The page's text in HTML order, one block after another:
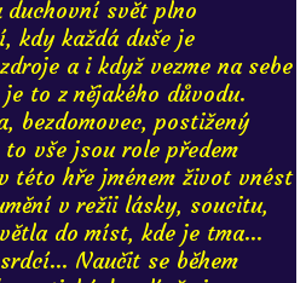
duchovní svět plno
kdy každá duše je
a i když vezme na sebe
to z nějakého důvodu.
bezdomovec, postižený
vše jsou role předem
této hře jménem život vnést
v režii lásky, soucitu,
do míst, kde je tma...
Naučit se během